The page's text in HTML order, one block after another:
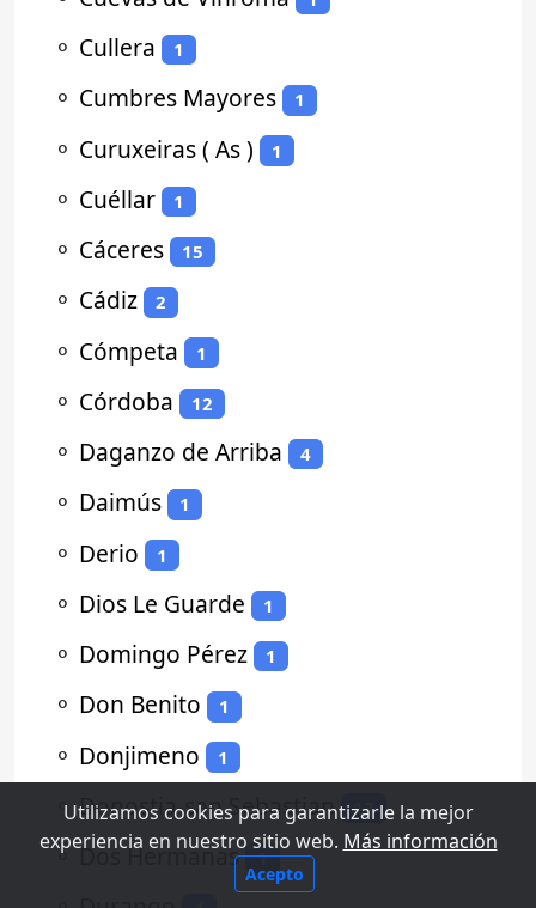
⚬ Cullera 1
⚬ Cumbres Mayores 1
⚬ Curuxeiras ( As ) 1
⚬ Cuéllar 1
⚬ Cáceres 15
⚬ Cádiz 2
⚬ Cómpeta 1
⚬ Córdoba 12
⚬ Daganzo de Arriba 4
⚬ Daimús 1
⚬ Derio 1
⚬ Dios Le Guarde 1
⚬ Domingo Pérez 1
⚬ Don Benito 1
⚬ Donjimeno 1
⚬Donostia-san Sebastian 13
⚬Dos Hermanas 1
Utilizamos cookies para garantizarle la mejor
experiencia en nuestro sitio web. Más información
Acepto